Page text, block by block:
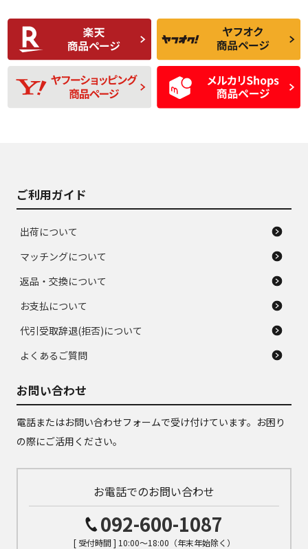
C
比較的きれいな中古
品
C
られるが、使用に問
題のない中古品
D
使用感や目立つ傷が
あり、一般的な中古
品
D
残り溝も少なく、偏
磨耗がみられ、短期
間使用できるくらい
の中古品
ご利用ガイド
出荷について
マッチングについて
返品・交換について
お支払について
代引受取辞退(拒否)について
よくあるご質問
お問い合わせ
電話またはお問い合わせフォームで受け付けています。お困り
の際にご活用ください。
お電話でのお問い合わせ
092-600-1087
[ 受付時間 ] 10:00～18:00（年末年始除く）